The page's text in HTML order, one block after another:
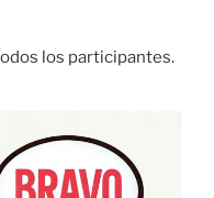
los participantes.